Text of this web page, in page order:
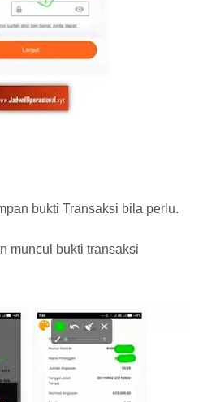
bukti Transaksi bila perlu.
muncul bukti transaksi